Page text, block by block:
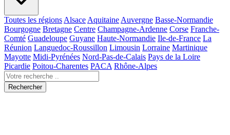
Toutes les régions Alsace Aquitaine Auvergne Basse-Normandie
Bourgogne Bretagne Centre Champagne-Ardenne Corse Franche-
Comté Guadeloupe Guyane Haute-Normandie Ile-de-France La
Réunion Languedoc-Roussillon Limousin Lorraine Martinique
Mayotte Midi-Pyrénées Nord-Pas-de-Calais Pays de la Loire
Picardie Poitou-Charentes PACA Rhône-Alpes
Rechercher